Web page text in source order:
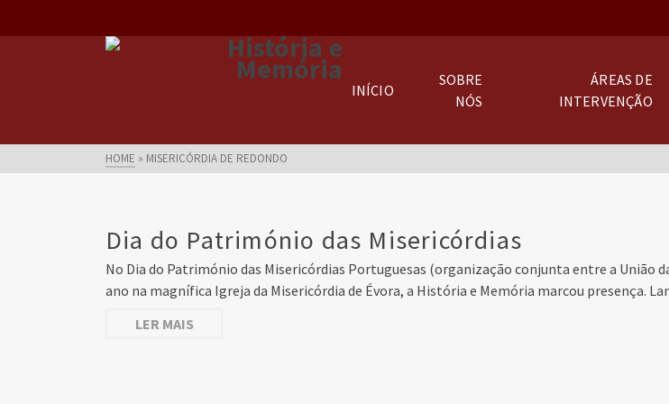
INÍCIO
SOBRE
NÓS
ÁREAS DE
INTERVENÇÃO
HOME » MISERICÓRDIA DE REDONDO
Dia do Património das Misericórdias
No Dia do Património das Misericórdias Portuguesas (organização conjunta entre a União
ano na magnífica Igreja da Misericórdia de Évora, a História e Memória marcou presença.
LER MAIS